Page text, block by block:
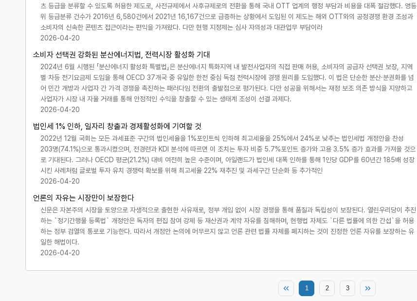
츠 등급을 분류할 수 있도록 허용한 제도로, 사전규제에서 사후규제로의 전환을 통해 국내 OTT 업계의 행정 부담과 비용을 대폭 절감했다. 영등
위 등급분류 건수가 2016년 6,580건에서 2021년 16,167건으로 급증하는 상황에서 도입된 이 제도는 해외 OTT와의 공정경쟁 환경 조성과
소비자의 신속한 콘텐츠 접근이라는 편익을 가져왔다. 다만 현행 지정제는 심사 자의성과 대관업무 부담이라
2026-04-20
소비자 선택권 강화된 분산에너지법, 전력시장 활성화 기대
2024년 6월 시행된 「분산에너지 활성화 특별법」은 분산에너지 특화지역 내 발전사업자의 직접 판매 허용, 소비자의 공급자 선택권 보장, 지역
별 차등 전기요금제 도입을 통해 OECD 37개국 중 유일한 한전 중심 독점 전력시장에 경쟁 원리를 도입했다. 이 법은 단순한 분산·분권화를 넘
어 민간 개방과 사업자 간 가격 경쟁을 촉진하는 패러다임 전환의 출발점으로 평가된다. 다만 성공을 위해서는 재정 보조 의존 방식을 지양하고
사업자가 시장 내 자율 거래를 통해 안정적인 수익을 창출할 수 있는 생태계 조성이 선결 과제다.
2026-04-20
법인세 1% 인하, 일자리 창출과 경제활성화에 기여할 것
2022년 12월 국회는 모든 과세표준 구간의 법인세율을 1%포인트씩 인하해 최고세율을 25%에서 24%로 낮추는 법인세법 개정안을 찬성
203명(74.1%)으로 통과시켰으며, 전경련과 KDI 분석에 따르면 이 조치는 투자 비중 5.7%포인트 증가와 고용 3.5% 증가 효과를 가져올 것으
로 기대된다. 그러나 OECD 평균(21.2%) 대비 여전히 높은 수준이며, 아일랜드가 법인세 대폭 인하를 통해 1인당 GDP를 60년간 185배 성장
시킨 사례처럼 글로벌 투자 유치 경쟁력 확보를 위해 최고세율 22% 재추진 및 과세구간 단순화 등 추가적인
2026-04-20
언론의 자유는 시장만이 보장한다
신문은 자본주의 시장을 토양으로 자생적으로 출현한 사유재로, 정부 개입 없이 시장 경쟁을 통해 품질과 독립성이 보장된다. 열린우리당이 추진
하는 `정기간행물 등록법` 개정안은 독자의 편집 참여 강제 등 재산권과 계약 자유를 침해하며, 현행법 자체도 `다른 법률에 의한 간섭`을 허용
하는 정부 검열의 통로로 기능한다. 따라서 개정안 논의에 머무르지 않고 언론 관련 법률 자체를 폐지하는 것이 진정한 언론 자유를 보장하는 유
일한 해법이다.
2026-04-20
1 2 3